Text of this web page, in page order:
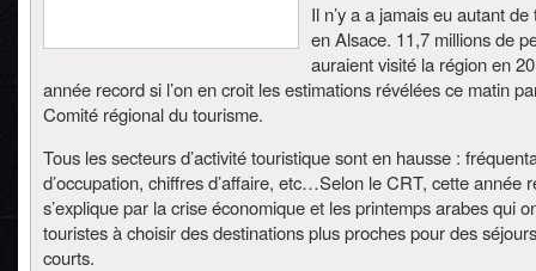
Il n’y a a jamais eu autant de
en Alsace. 11,7 millions de
auraient visité la région en
année record si l’on en croit les estimations révélées ce matin
Comité régional du tourisme.
Tous les secteurs d’activité touristique sont en hausse :
d’occupation, chiffres d’affaire, etc…Selon le CRT, cette année
s’explique par la crise économique et les printemps arabes qui
touristes à choisir des destinations plus proches pour des
courts.